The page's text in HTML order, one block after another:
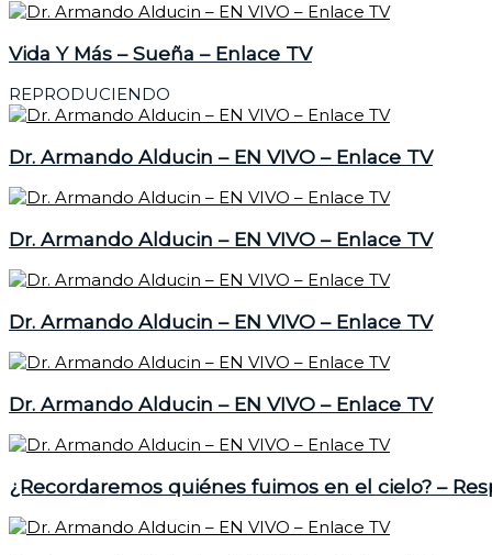
Vida Y Más – Sueña – Enlace TV
REPRODUCIENDO
Dr. Armando Alducin – EN VIVO – Enlace TV
Dr. Armando Alducin – EN VIVO – Enlace TV
Dr. Armando Alducin – EN VIVO – Enlace TV
Dr. Armando Alducin – EN VIVO – Enlace TV
¿Recordaremos quiénes fuimos en el cielo? –